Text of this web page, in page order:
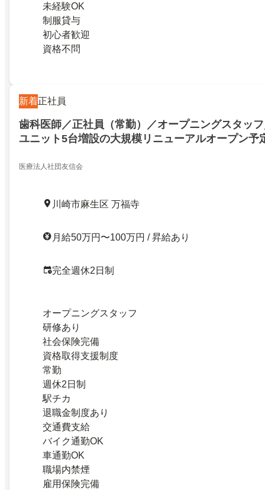
未経験OK
制服貸与
初心者歓迎
資格不問
新着正社員
歯科医師／正社員（常勤）／オープニングスタッ
ユニット5台増設の大規模リニューアルオープン予
迎！
医療法人社団友信会
川崎市麻生区 万福寺
月給50万円〜100万円 / 昇給あり
完全週休2日制
オープニングスタッフ
研修あり
社会保険完備
資格取得支援制度
常勤
週休2日制
駅チカ
退職金制度あり
交通費支給
バイク通勤OK
車通勤OK
職場内禁煙
雇用保険完備